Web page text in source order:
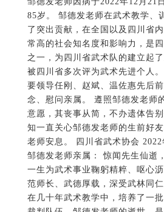
知一直关心邹德发老师的生前好
老师安息。 四川省武术协会
邹德发老师亲属： 惊闻先生仙逝
一生为武术事业鞠躬精粹、呕心
范师长、武德厚载，深受武林同
在几十年武术教学中，培养了一
裁判队伍。邹德发老师的逝世，
一大损失；也是学生们最大的遗
一位良师益友，四川武术失去了
辈。如今逝者已逝，除了哀痛，
还望先生的后人化悲痛为力量，
成的武术大业，不忘初心、踔厉
重！ 自贡市武术运动协会 2022
发老先生亲属: 邹老不幸逝世，深
著名的武术家、武术教育家。他